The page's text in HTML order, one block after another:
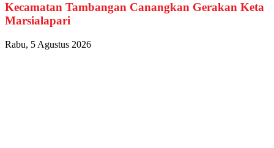
Kecamatan Tambangan Canangkan Gerakan Keta
Marsialapari
Rabu, 5 Agustus 2026